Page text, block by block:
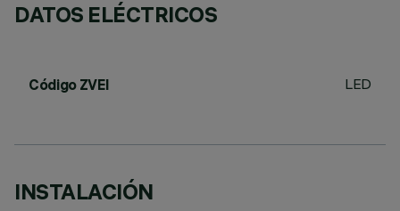
DATOS ELÉCTRICOS
Código ZVEI LED
INSTALACIÓN